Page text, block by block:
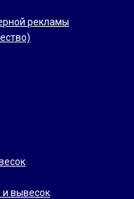
рекламы
и вывесок